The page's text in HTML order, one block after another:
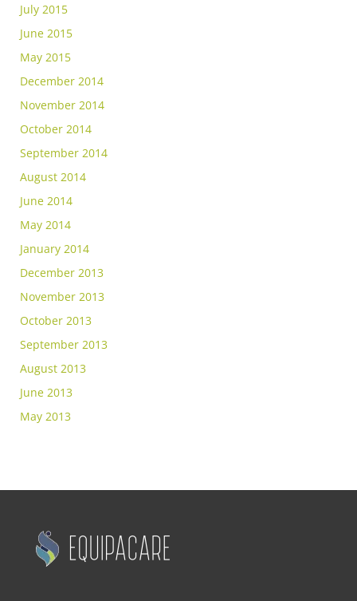
July 2015
June 2015
May 2015
December 2014
November 2014
October 2014
September 2014
August 2014
June 2014
May 2014
January 2014
December 2013
November 2013
October 2013
September 2013
August 2013
June 2013
May 2013